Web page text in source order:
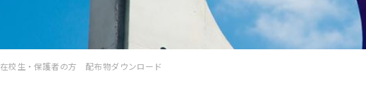
在校生・保護者の方 配布物ダウンロード